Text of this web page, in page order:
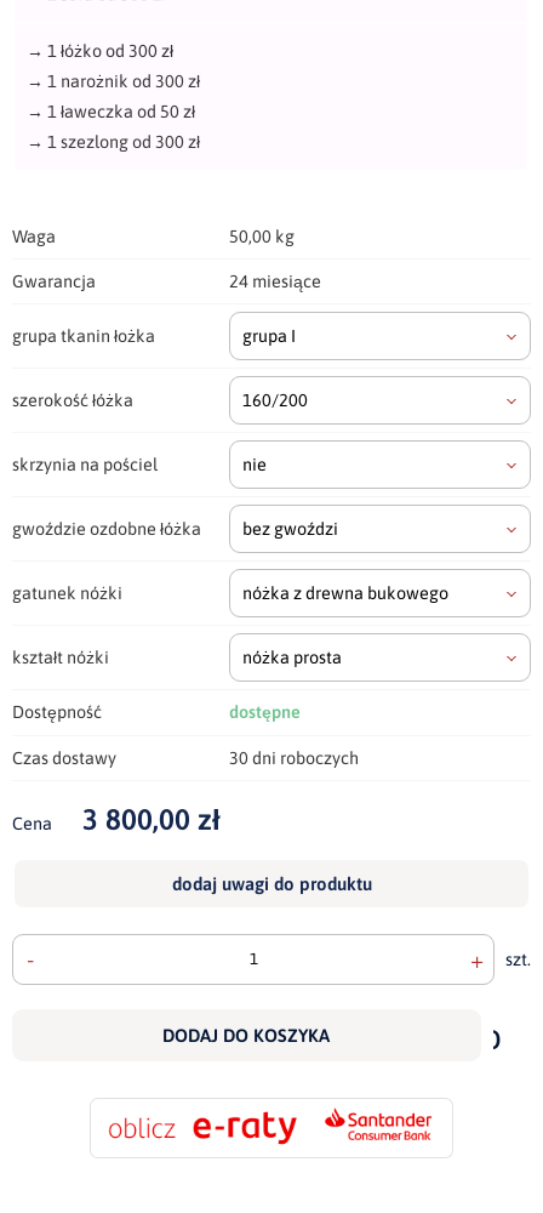
→ 1 łóżko od 300 zł
→ 1 narożnik od 300 zł
→ 1 ławeczka od 50 zł
→ 1 szezlong od 300 zł
Waga 50,00 kg
Gwarancja 24 miesiące
grupa tkanin łożka grupa I
szerokość łóżka 160/200
skrzynia na pościel nie
gwoździe ozdobne łóżka bez gwoździ
gatunek nóżki nóżka z drewna bukowego
kształt nóżki nóżka prosta
Dostępność dostępne
Czas dostawy 30 dni roboczych
Cena 3 800,00 zł
dodaj uwagi do produktu
- + szt.
DODAJ DO KOSZYKA
do